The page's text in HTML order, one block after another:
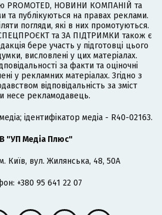
PROMOTED, НОВИНИ КОМПАНІЙ та
публікуються на правах реклами.
погляди, які в них промотуються.
та ЗА ПІДТРИМКИ також є
бере участь у підготовці цього
висловлені у цих матеріалах.
за факти та оціночні
у рекламних матеріалах. Згідно з
відповідальність за зміст
несе рекламодавець.
ідентифікатор медіа - R40-02163.
"УП Медіа Плюс"
Київ, вул. Жилянська, 48, 50А
+380 95 641 22 07